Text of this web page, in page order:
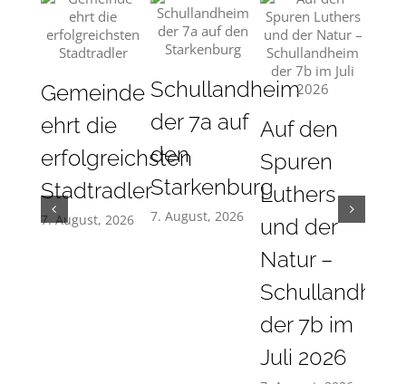
Gemeinde
ehrt die
erfolgreichsten
Stadtradler
7. August, 2026
Schullandheim
der 7a auf
den
Starkenburg
7. August, 2026
Auf den
Spuren
Luthers
und der
Natur –
der 7b im
Juli 2026